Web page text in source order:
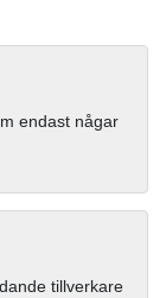
endast någar
tillverkare